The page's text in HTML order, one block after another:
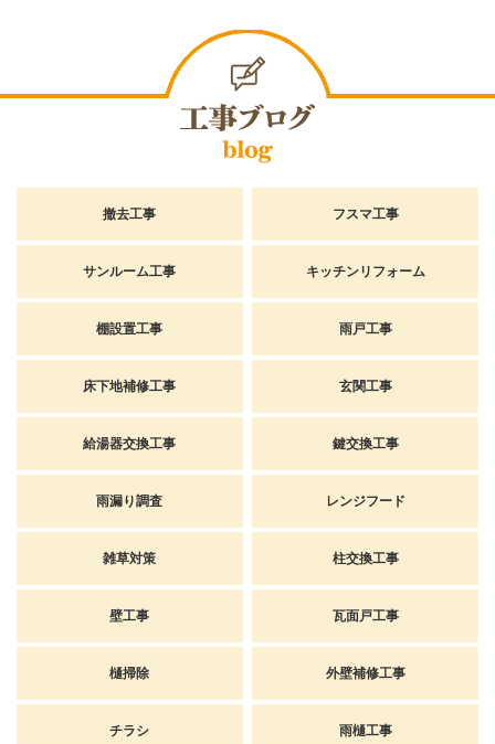
撤去工事 フスマ工事
サンルーム工事 キッチンリフォーム
棚設置工事 雨戸工事
床下地補修工事 玄関工事
給湯器交換工事 鍵交換工事
雨漏り調査 レンジフード
雑草対策 柱交換工事
壁工事 瓦面戸工事
樋掃除 外壁補修工事
チラシ 雨樋工事